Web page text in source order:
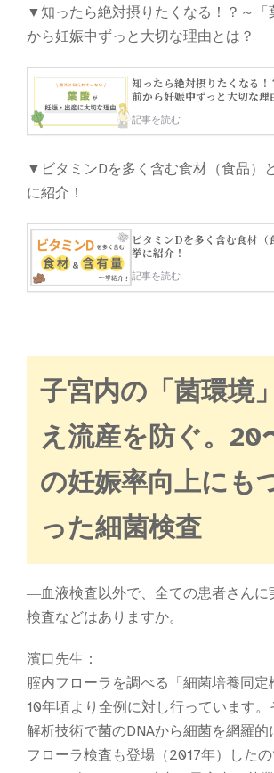
▼知ったら絶対摂りたくなる！？～「
から妊娠中ずっと大切な理由とは？
▼ビタミンDを多く含む食材（食品）
に紹介！
子宮内の「菌環境
え流産を防ぐ。20
の妊娠率向上にも
った細菌検査
―血液検査以外で、全ての患者さんに
検査などはありますか。
濱口先生：
腟内フローラを調べる「細菌培養同
10年頃より全例に対し行っています
解析技術で菌のDNAから細菌を網羅的
フローラ検査も登場（2017年）した